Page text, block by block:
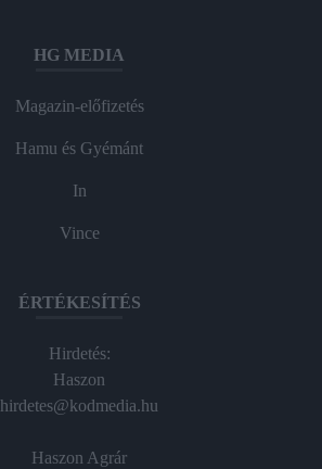
HG MEDIA
Magazin-előfizetés
Hamu és Gyémánt
In
Vince
ÉRTÉKESÍTÉS
Hirdetés:
Haszon
hirdetes@kodmedia.hu
Haszon Agrár